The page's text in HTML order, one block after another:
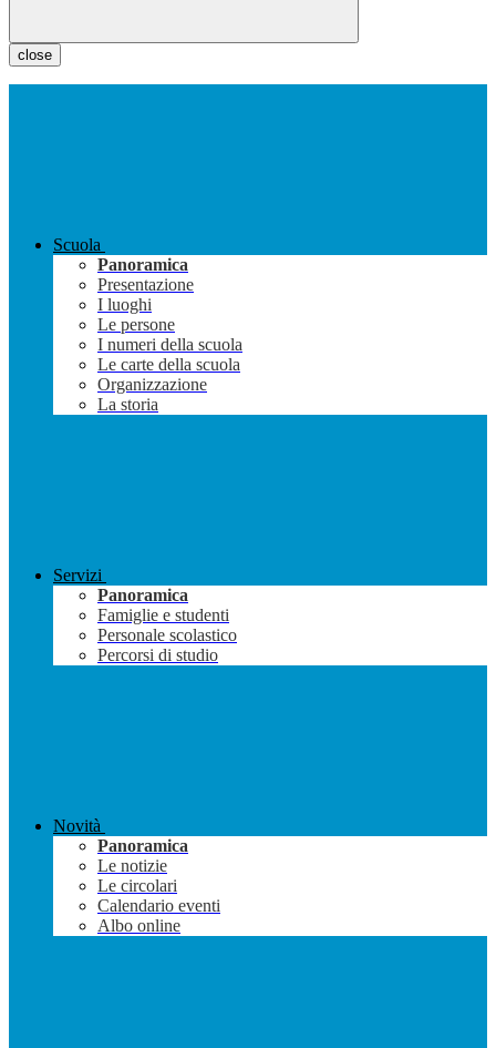
close
Scuola
Panoramica
Presentazione
I luoghi
Le persone
I numeri della scuola
Le carte della scuola
Organizzazione
La storia
Servizi
Panoramica
Famiglie e studenti
Personale scolastico
Percorsi di studio
Novità
Panoramica
Le notizie
Le circolari
Calendario eventi
Albo online